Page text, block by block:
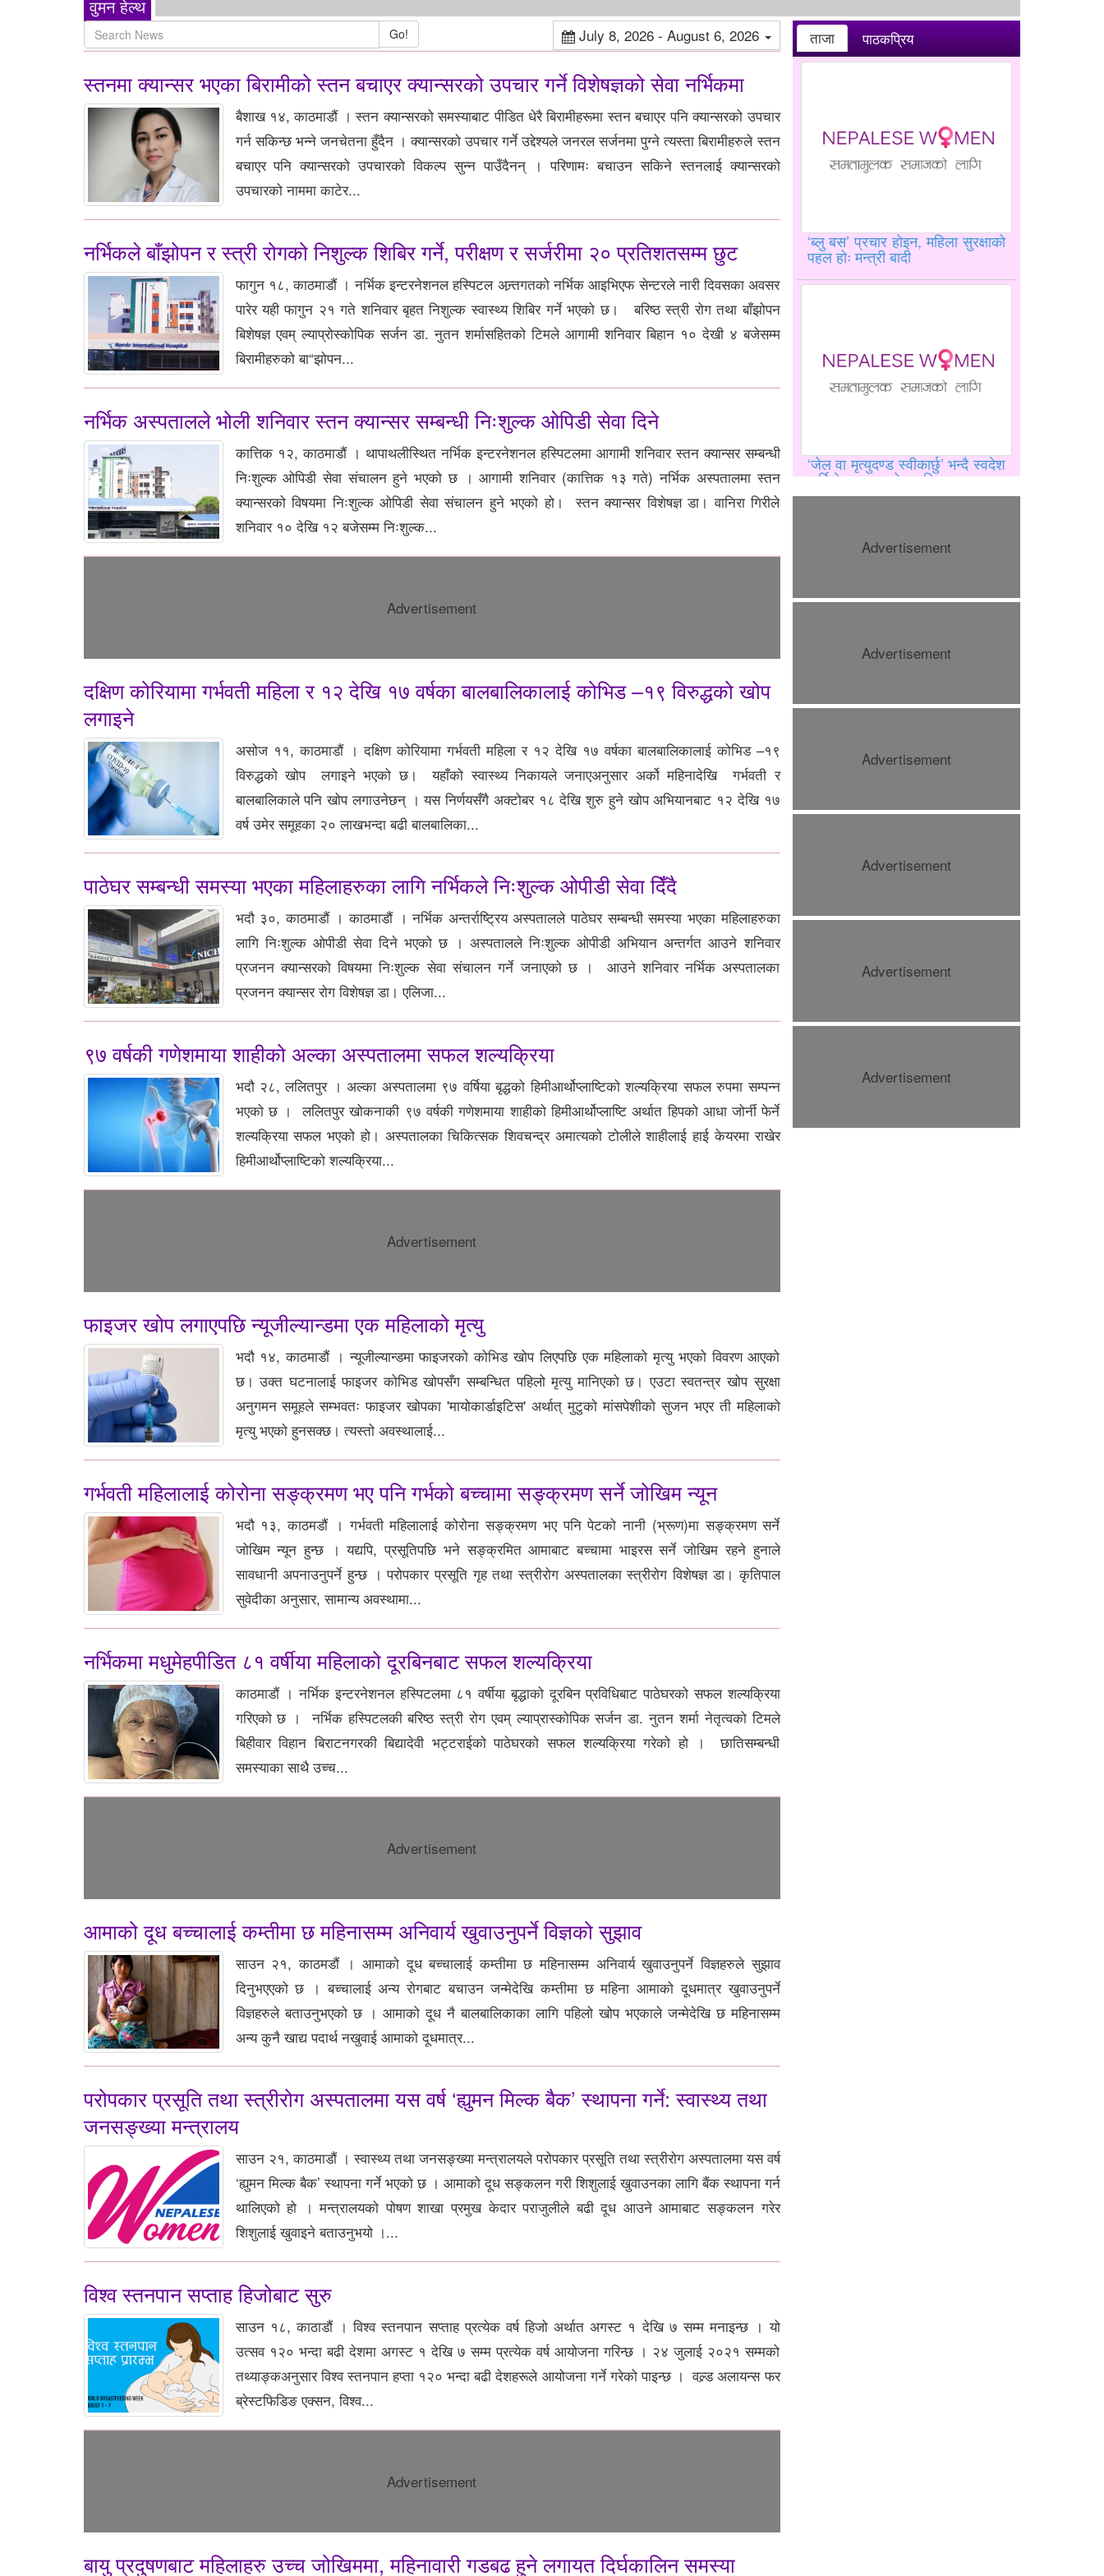
वुमन हेल्थ
Go! July 8, 2026 - August 6, 2026
स्तनमा क्यान्सर भएका बिरामीको स्तन बचाएर क्यान्सरको उपचार गर्ने विशेषज्ञको सेवा नर्भिकमा
बैशाख १४, काठमाडौं । स्तन क्यान्सरको समस्याबाट पीडित धेरै बिरामीहरूमा स्तन बचाएर पनि क्यान्सरको उपचार
गर्न सकिन्छ भन्ने जनचेतना हुँदैन । क्यान्सरको उपचार गर्ने उद्देश्यले जनरल सर्जनमा पुग्ने त्यस्ता बिरामीहरुले स्तन
बचाएर पनि क्यान्सरको उपचारको विकल्प सुन्न पाउँदैनन् । परिणामः बचाउन सकिने स्तनलाई क्यान्सरको
उपचारको नाममा काटेर...
नर्भिकले बाँझोपन र स्त्री रोगको निशुल्क शिबिर गर्ने, परीक्षण र सर्जरीमा २० प्रतिशतसम्म छुट
फागुन १८, काठमाडौं । नर्भिक इन्टरनेशनल हस्पिटल अन्र्तगतको नर्भिक आइभिएफ सेन्टरले नारी दिवसका अवसर
पारेर यही फागुन २१ गते शनिवार बृहत निशुल्क स्वास्थ्य शिबिर गर्ने भएको छ। बरिष्ठ स्त्री रोग तथा बाँझोपन
बिशेषज्ञ एवम् ल्याप्रोस्कोपिक सर्जन डा. नुतन शर्मासहितको टिमले आगामी शनिवार बिहान १० देखी ४ बजेसम्म
बिरामीहरुको बा“झोपन...
नर्भिक अस्पतालले भोली शनिवार स्तन क्यान्सर सम्बन्धी निःशुल्क ओपिडी सेवा दिने
कात्तिक १२, काठमाडौं । थापाथलीस्थित नर्भिक इन्टरनेशनल हस्पिटलमा आगामी शनिवार स्तन क्यान्सर सम्बन्धी
निःशुल्क ओपिडी सेवा संचालन हुने भएको छ । आगामी शनिवार (कात्तिक १३ गते) नर्भिक अस्पतालमा स्तन
क्यान्सरको विषयमा निःशुल्क ओपिडी सेवा संचालन हुने भएको हो। स्तन क्यान्सर विशेषज्ञ डा। वानिरा गिरीले
शनिवार १० देखि १२ बजेसम्म निःशुल्क...
Advertisement
दक्षिण कोरियामा गर्भवती महिला र १२ देखि १७ वर्षका बालबालिकालाई कोभिड –१९ विरुद्धको खोप
लगाइने
असोज ११, काठमाडौं । दक्षिण कोरियामा गर्भवती महिला र १२ देखि १७ वर्षका बालबालिकालाई कोभिड –१९
विरुद्धको खोप लगाइने भएको छ। यहाँको स्वास्थ्य निकायले जनाएअनुसार अर्को महिनादेखि गर्भवती र
बालबालिकाले पनि खोप लगाउनेछन् । यस निर्णयसँगै अक्टोबर १८ देखि शुरु हुने खोप अभियानबाट १२ देखि १७
वर्ष उमेर समूहका २० लाखभन्दा बढी बालबालिका...
पाठेघर सम्बन्धी समस्या भएका महिलाहरुका लागि नर्भिकले निःशुल्क ओपीडी सेवा दिँदै
भदौ ३०, काठमाडौं । काठमाडौं । नर्भिक अन्तर्राष्ट्रिय अस्पतालले पाठेघर सम्बन्धी समस्या भएका महिलाहरुका
लागि निःशुल्क ओपीडी सेवा दिने भएको छ । अस्पतालले निःशुल्क ओपीडी अभियान अन्तर्गत आउने शनिवार
प्रजनन क्यान्सरको विषयमा निःशुल्क सेवा संचालन गर्ने जनाएको छ । आउने शनिवार नर्भिक अस्पतालका
प्रजनन क्यान्सर रोग विशेषज्ञ डा। एलिजा...
९७ वर्षकी गणेशमाया शाहीको अल्का अस्पतालमा सफल शल्यक्रिया
भदौ २८, ललितपुर । अल्का अस्पतालमा ९७ वर्षिया बृद्धको हिमीआर्थोप्लाष्टिको शल्यक्रिया सफल रुपमा सम्पन्न
भएको छ । ललितपुर खोकनाकी ९७ वर्षकी गणेशमाया शाहीको हिमीआर्थोप्लाष्टि अर्थात हिपको आधा जोर्नी फेर्ने
शल्यक्रिया सफल भएको हो। अस्पतालका चिकित्सक शिवचन्द्र अमात्यको टोलीले शाहीलाई हाई केयरमा राखेर
हिमीआर्थोप्लाष्टिको शल्यक्रिया...
Advertisement
फाइजर खोप लगाएपछि न्यूजील्यान्डमा एक महिलाको मृत्यु
भदौ १४, काठमाडौं । न्यूजील्यान्डमा फाइजरको कोभिड खोप लिएपछि एक महिलाको मृत्यु भएको विवरण आएको
छ। उक्त घटनालाई फाइजर कोभिड खोपसँग सम्बन्धित पहिलो मृत्यु मानिएको छ। एउटा स्वतन्त्र खोप सुरक्षा
अनुगमन समूहले सम्भवतः फाइजर खोपका 'मायोकार्डाइटिस' अर्थात् मुटुको मांसपेशीको सुजन भएर ती महिलाको
मृत्यु भएको हुनसक्छ। त्यस्तो अवस्थालाई...
गर्भवती महिलालाई कोरोना सङ्क्रमण भए पनि गर्भको बच्चामा सङ्क्रमण सर्ने जोखिम न्यून
भदौ १३, काठमडौं । गर्भवती महिलालाई कोरोना सङ्क्रमण भए पनि पेटको नानी (भ्रूण)मा सङ्क्रमण सर्ने
जोखिम न्यून हुन्छ । यद्यपि, प्रसूतिपछि भने सङ्क्रमित आमाबाट बच्चामा भाइरस सर्ने जोखिम रहने हुनाले
सावधानी अपनाउनुपर्ने हुन्छ । परोपकार प्रसूति गृह तथा स्त्रीरोग अस्पतालका स्त्रीरोग विशेषज्ञ डा। कृतिपाल
सुवेदीका अनुसार, सामान्य अवस्थामा...
नर्भिकमा मधुमेहपीडित ८१ वर्षीया महिलाको दूरबिनबाट सफल शल्यक्रिया
काठमाडौं । नर्भिक इन्टरनेशनल हस्पिटलमा ८१ वर्षीया बृद्धाको दूरबिन प्रविधिबाट पाठेघरको सफल शल्यक्रिया
गरिएको छ । नर्भिक हस्पिटलकी बरिष्ठ स्त्री रोग एवम् ल्याप्रास्कोपिक सर्जन डा. नुतन शर्मा नेतृत्वको टिमले
बिहीवार विहान बिराटनगरकी बिद्यादेवी भट्टराईको पाठेघरको सफल शल्यक्रिया गरेको हो । छातिसम्बन्धी
समस्याका साथै उच्च...
Advertisement
आमाको दूध बच्चालाई कम्तीमा छ महिनासम्म अनिवार्य खुवाउनुपर्ने विज्ञको सुझाव
साउन २१, काठमडौं । आमाको दूध बच्चालाई कम्तीमा छ महिनासम्म अनिवार्य खुवाउनुपर्ने विज्ञहरुले सुझाव
दिनुभएएको छ । बच्चालाई अन्य रोगबाट बचाउन जन्मेदेखि कम्तीमा छ महिना आमाको दूधमात्र खुवाउनुपर्ने
विज्ञहरुले बताउनुभएको छ । आमाको दूध नै बालबालिकाका लागि पहिलो खोप भएकाले जन्मेदेखि छ महिनासम्म
अन्य कुनै खाद्य पदार्थ नखुवाई आमाको दूधमात्र...
परोपकार प्रसूति तथा स्त्रीरोग अस्पतालमा यस वर्ष ‘ह्युमन मिल्क बैक’ स्थापना गर्ने: स्वास्थ्य तथा
जनसङ्ख्या मन्त्रालय
साउन २१, काठमाडौं । स्वास्थ्य तथा जनसङ्ख्या मन्त्रालयले परोपकार प्रसूति तथा स्त्रीरोग अस्पतालमा यस वर्ष
‘ह्युमन मिल्क बैक’ स्थापना गर्ने भएको छ । आमाको दूध सङ्कलन गरी शिशुलाई खुवाउनका लागि बैंक स्थापना गर्न
थालिएको हो । मन्त्रालयको पोषण शाखा प्रमुख केदार पराजुलीले बढी दूध आउने आमाबाट सङ्कलन गरेर
शिशुलाई खुवाइने बताउनुभयो ।...
विश्व स्तनपान सप्ताह हिजोबाट सुरु
साउन १८, काठाडौं । विश्व स्तनपान सप्ताह प्रत्येक वर्ष हिजो अर्थात अगस्ट १ देखि ७ सम्म मनाइन्छ । यो
उत्सव १२० भन्दा बढी देशमा अगस्ट १ देखि ७ सम्म प्रत्येक वर्ष आयोजना गरिन्छ । २४ जुलाई २०२१ सम्मको
तथ्याङ्कअनुसार विश्व स्तनपान हप्ता १२० भन्दा बढी देशहरूले आयोजना गर्ने गरेको पाइन्छ । वल्र्ड अलायन्स फर
ब्रेस्टफिडिङ एक्सन, विश्व...
Advertisement
बायु प्रदुषणबाट महिलाहरु उच्च जोखिममा, महिनावारी गडबढ हुने लगायत दिर्घकालिन समस्या
ताजा पाठकप्रिय
‘ब्लु बस’ प्रचार होइन, महिला सुरक्षाको
पहल होः मन्त्री बादी
‘जेल वा मृत्युदण्ड स्वीकार्छु’ भन्दै स्वदेश
फर्किने अडानमा शेख हसिना
सहमति जुटेन, रिजिजु–राहुल भेट
स्वास्थ्य बीमा प्रभावकारी बनाउन
Advertisement
Advertisement
Advertisement
Advertisement
Advertisement
Advertisement